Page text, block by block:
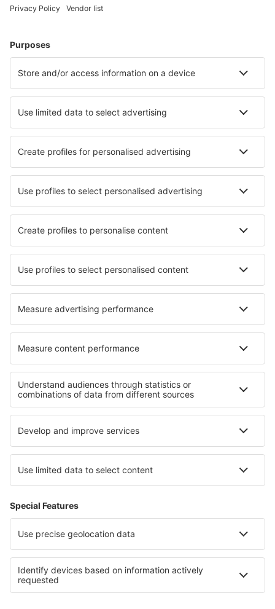
Cele mai căutate hoteluri de către utilizatorii eSky
Hoteluri în Cannes
Hoteluri în Le Cap d`Agde Hoteluri în Nisa
Hoteluri în Les Allues Hoteluri în Deauville
Hoteluri în Berck-sur-Mer Hoteluri în Rennes
Cele mai bune hoteluri - orașe
Hoteluri în Amontada Hoteluri în Pendle Hill
Hoteluri în Wells Hoteluri în Tiberias
Hoteluri în Won Wron Hoteluri în Voluntari
Cele mai bune hoteluri - regiuni
Hoteluri în Arc Hoteluri în Val Thorens
Hoteluri in Alpii Francezi Hoteluri în Tignes
Hoteluri în Regiunea Mont Blanc Hoteluri in Regiunea Maule
Hoteluri în Bahamas Hoteluri in Orlando și parcuri, Florida